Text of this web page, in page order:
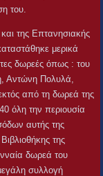
του.
της Επτανησιακής
μερικά
δωρεές όπως : του
Αντώνη Πολυλά,
από τη δωρεά της
όλη την περιουσία
αυτής της
της
δωρεά του
συλλογή